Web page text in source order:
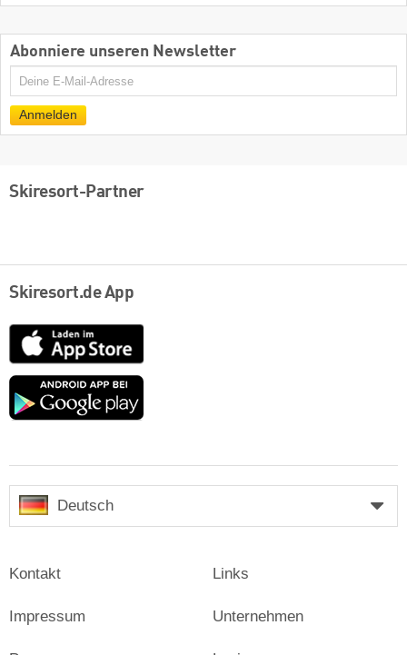
Abonniere unseren Newsletter
E-
Mail
Anmelden
Skiresort-Partner
Skiresort.de App
App
Store
Google
Deutsch
Kontakt
Impressum
Links
Unternehmen